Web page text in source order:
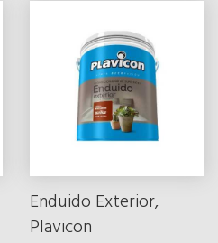
Enduido Exterior,
Plavicon